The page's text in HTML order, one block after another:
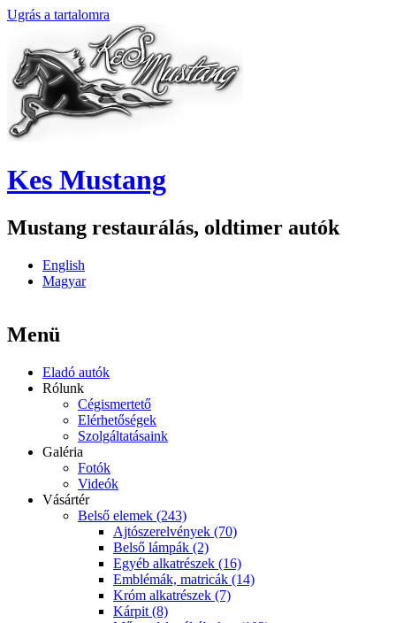
Ugrás a tartalomra
Kes Mustang
Mustang restaurálás, oldtimer autók
English
Magyar
Menü
Eladó autók
Rólunk
Cégismertető
Elérhetőségek
Szolgáltatásaink
Galéria
Fotók
Videók
Vásártér
Belső elemek (243)
Ajtószerelvények (70)
Belső lámpák (2)
Egyéb alkatrészek (16)
Emblémák, matricák (14)
Króm alkatrészek (7)
Kárpit (8)